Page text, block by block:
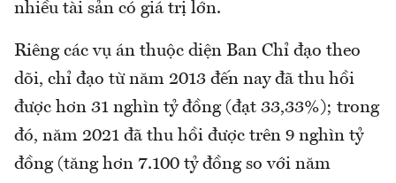
nhiều tài sản có giá trị lớn.
Riêng các vụ án thuộc diện Ban Chỉ đạo theo
dõi, chỉ đạo từ năm 2013 đến nay đã thu hồi
được hơn 31 nghìn tỷ đồng (đạt 33,33%); trong
đó, năm 2021 đã thu hồi được trên 9 nghìn tỷ
đồng (tăng hơn 7.100 tỷ đồng so với năm